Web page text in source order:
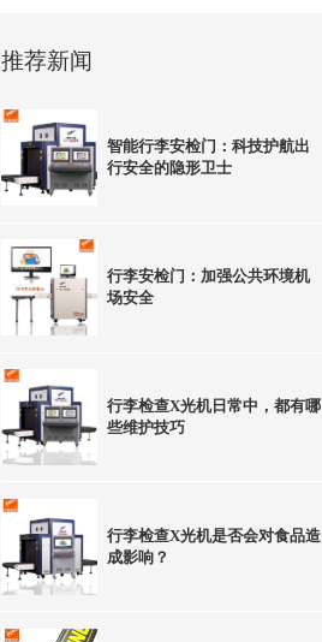
推荐新闻
智能行李安检门：科技护航出
行安全的隐形卫士
行李安检门：加强公共环境机
场安全
行李检查X光机日常中，都有哪
些维护技巧
行李检查X光机是否会对食品造
成影响？